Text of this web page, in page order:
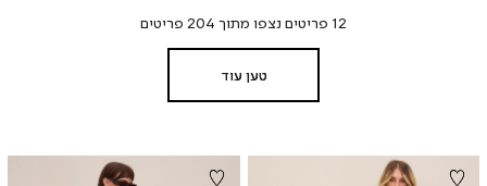
12 פריטים נצפו מתוך 204 פריטים
טען עוד